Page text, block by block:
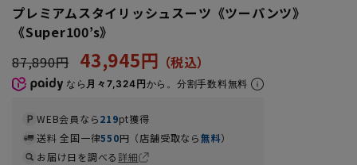
プレミアムスタイリッシュスーツ《ツーパンツ》
《Super100’s》
87,890円
43,945円
なら 月々7,324円から。分割手数料無料
WEB会員なら219pt獲得
送料 全国一律550円（店舗受取なら無料）
お届け日を調べる詳細